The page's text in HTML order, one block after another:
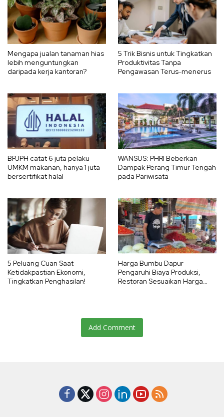
Mengapa jualan tanaman hias
lebih menguntungkan
daripada kerja kantoran?
5 Trik Bisnis untuk Tingkatkan
Produktivitas Tanpa
Pengawasan Terus-menerus
BPJPH catat 6 juta pelaku
UMKM makanan, hanya 1 juta
bersertifikat halal
WANSUS: PHRI Beberkan
Dampak Perang Timur Tengah
pada Pariwisata
5 Peluang Cuan Saat
Ketidakpastian Ekonomi,
Tingkatkan Penghasilan!
Harga Bumbu Dapur
Pengaruhi Biaya Produksi,
Restoran Sesuaikan Harga
Add Comment